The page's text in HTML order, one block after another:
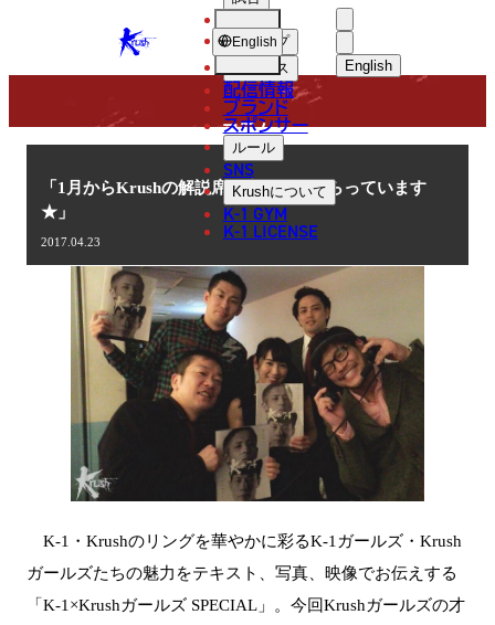
KRUSH English
中文（繁體
ショップ
ニュース
配信情報
ブランド
スポンサー
ルール
SNS
Krushについて
K-1 GYM
K-1 LICENSE
English
COLUMN
コラム
「1月からKrushの解説席に座らせてもらっています
★」
2017.04.23
K-1・Krushのリングを華やかに彩るK-1ガールズ・Krush
ガールズたちの魅力をテキスト、写真、映像でお伝えする
「K-1×Krushガールズ SPECIAL」。今回Krushガールズの才